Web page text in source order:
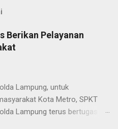
Berikan Pelayanan
Lampung, untuk
Kota Metro, SPKT
Lampung terus bertugas